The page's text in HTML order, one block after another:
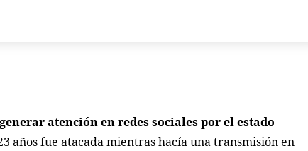
atención en redes sociales por el estado
años fue atacada mientras hacía una transmisión en